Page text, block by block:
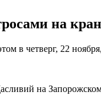
на
в четверг, 22
на